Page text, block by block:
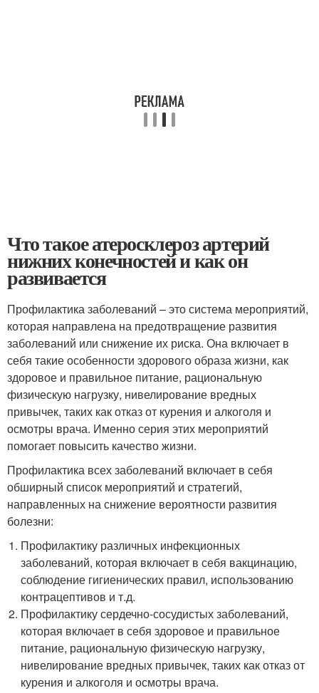
Что такое атеросклероз артерий
нижних конечностей и как он
развивается
Профилактика заболеваний – это система мероприятий,
которая направлена на предотвращение развития
заболеваний или снижение их риска. Она включает в
себя такие особенности здорового образа жизни, как
здоровое и правильное питание, рациональную
физическую нагрузку, нивелирование вредных
привычек, таких как отказ от курения и алкоголя и
осмотры врача. Именно серия этих мероприятий
помогает повысить качество жизни.
Профилактика всех заболеваний включает в себя
обширный список мероприятий и стратегий,
направленных на снижение вероятности развития
болезни:
Профилактику различных инфекционных
заболеваний, которая включает в себя вакцинацию,
соблюдение гигиенических правил, использованию
контрацептивов и т.д.
Профилактику сердечно-сосудистых заболеваний,
которая включает в себя здоровое и правильное
питание, рациональную физическую нагрузку,
нивелирование вредных привычек, таких как отказ от
курения и алкоголя и осмотры врача.